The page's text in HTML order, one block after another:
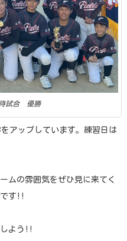
試合 優勝
アップしています。練習日は
ムの雰囲気をぜひ見に来てく
です!!
しよう!!